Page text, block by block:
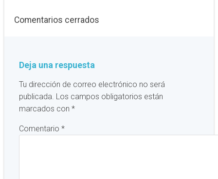
Comentarios cerrados
Deja una respuesta
Tu dirección de correo electrónico no será
publicada. Los campos obligatorios están
marcados con *
Comentario *